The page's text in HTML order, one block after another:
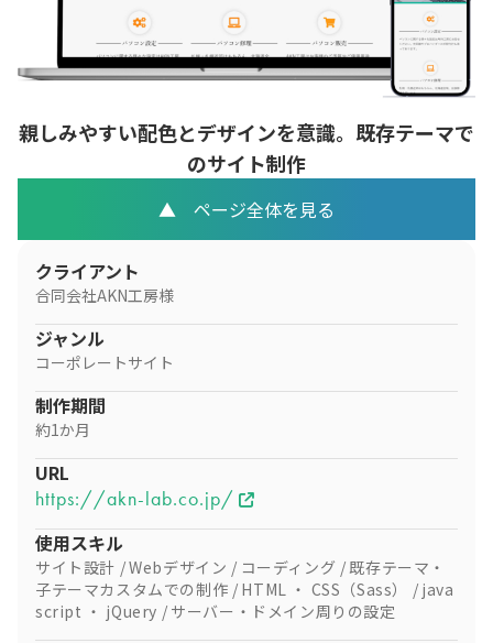
親しみやすい配色とデザインを意識。既存テーマで
のサイト制作
▲ ページ全体を見る
クライアント
合同会社AKN工房様
ジャンル
コーポレートサイト
制作期間
約1か月
URL
https://akn-lab.co.jp/
使用スキル
サイト設計 Webデザイン コーディング
既存テーマ・
子テーマカスタムでの制作
HTML ・ CSS（Sass）
java
script ・ jQuery
サーバー・ドメイン周りの設定